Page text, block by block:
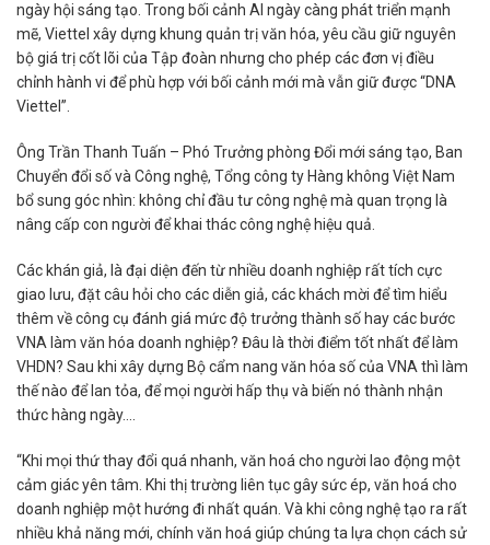
ngày hội sáng tạo. Trong bối cảnh AI ngày càng phát triển mạnh
mẽ, Viettel xây dựng khung quản trị văn hóa, yêu cầu giữ nguyên
bộ giá trị cốt lõi của Tập đoàn nhưng cho phép các đơn vị điều
chỉnh hành vi để phù hợp với bối cảnh mới mà vẫn giữ được “DNA
Viettel”.
Ông Trần Thanh Tuấn – Phó Trưởng phòng Đổi mới sáng tạo, Ban
Chuyển đổi số và Công nghệ, Tổng công ty Hàng không Việt Nam
bổ sung góc nhìn: không chỉ đầu tư công nghệ mà quan trọng là
nâng cấp con người để khai thác công nghệ hiệu quả.
Các khán giả, là đại diện đến từ nhiều doanh nghiệp rất tích cực
giao lưu, đặt câu hỏi cho các diễn giả, các khách mời để tìm hiểu
thêm về công cụ đánh giá mức độ trưởng thành số hay các bước
VNA làm văn hóa doanh nghiệp? Đâu là thời điểm tốt nhất để làm
VHDN? Sau khi xây dựng Bộ cẩm nang văn hóa số của VNA thì làm
thế nào để lan tỏa, để mọi người hấp thụ và biến nó thành nhận
thức hàng ngày….
“Khi mọi thứ thay đổi quá nhanh, văn hoá cho người lao động một
cảm giác yên tâm. Khi thị trường liên tục gây sức ép, văn hoá cho
doanh nghiệp một hướng đi nhất quán. Và khi công nghệ tạo ra rất
nhiều khả năng mới, chính văn hoá giúp chúng ta lựa chọn cách sử